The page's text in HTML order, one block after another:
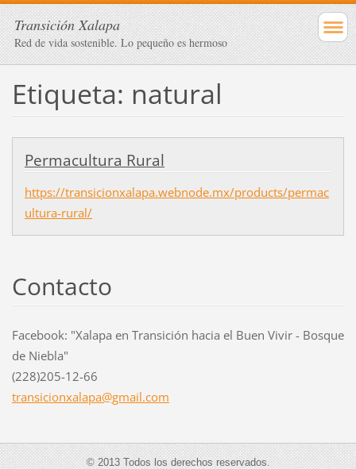
Transición Xalapa
Red de vida sostenible. Lo pequeño es hermoso
Etiqueta: natural
Permacultura Rural
https://transicionxalapa.webnode.mx/products/permac
ultura-rural/
Contacto
Facebook: "Xalapa en Transición hacia el Buen Vivir - Bosque
de Niebla"
(228)205-12-66
transicionxalapa@gmail.com
© 2013 Todos los derechos reservados.